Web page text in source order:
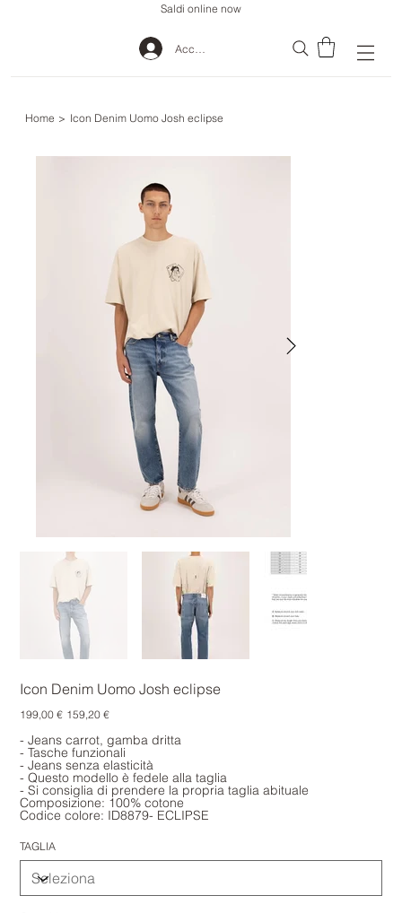
Saldi online now
Accedi
Home > Icon Denim Uomo Josh eclipse
Icon Denim Uomo Josh eclipse
Prezzo
originale
199,00 € Prezzo
scontato
159,20 €
- Jeans carrot, gamba dritta
- Tasche funzionali
- Jeans senza elasticità
- Questo modello è fedele alla taglia
- Si consiglia di prendere la propria taglia abituale
Composizione: 100% cotone
Codice colore: ID8879- ECLIPSE
TAGLIA